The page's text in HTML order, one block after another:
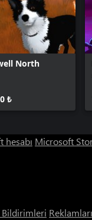
North
₺
hesabı Microsoft
Bildirimleri